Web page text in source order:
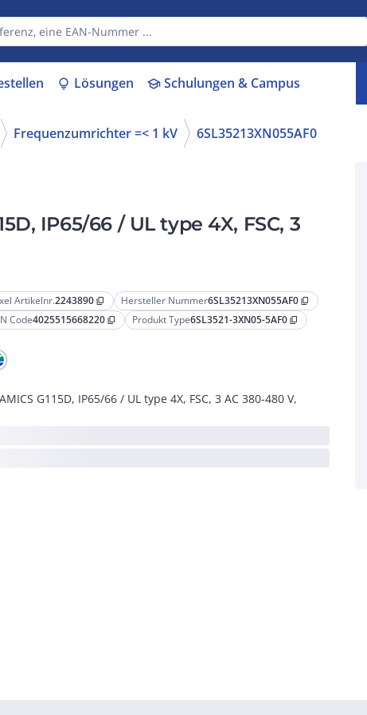
lightbulb Lösungen schoolSchulungen & Campus
Frequenzumrichter =< 1 kV 6SL35213XN055AF0
IP65/66 / UL type 4X, FSC, 3
Artikelnr.2243890 content_copy Hersteller Nummer6SL35213XN055AF0 content_copy
Code4025515668220 content_copy Produkt Type6SL3521-3XN05-5AF0 content_copy
G115D, IP65/66 / UL type 4X, FSC, 3 AC 380-480 V,